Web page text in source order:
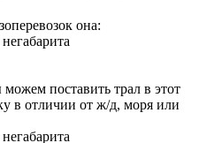
она:
поставить трал в этот
в отличии от ж/д, моря или